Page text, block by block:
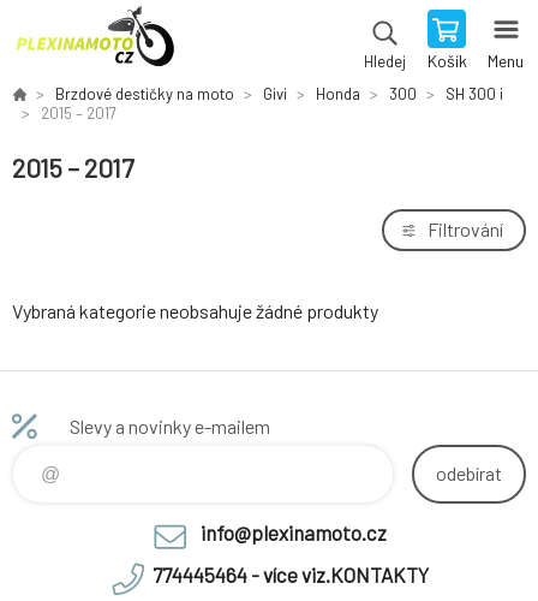
Hledej Košík Menu
Brzdové destičky na moto Givi Honda 300
SH 300 i
2015 – 2017
2015 – 2017
Filtrování
Vybraná kategorie neobsahuje žádné produkty
Slevy a novinky e-mailem
odebírat
info@plexinamoto.cz
774445464 - více viz.KONTAKTY